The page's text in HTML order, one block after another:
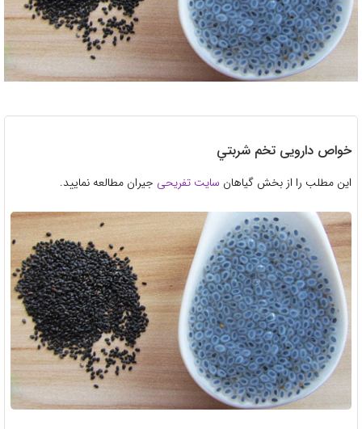
خواص دارویی تخم شربتي
این مطلب را از بخش گیاهان سایت تفریحی جیران مطالعه نمایید.